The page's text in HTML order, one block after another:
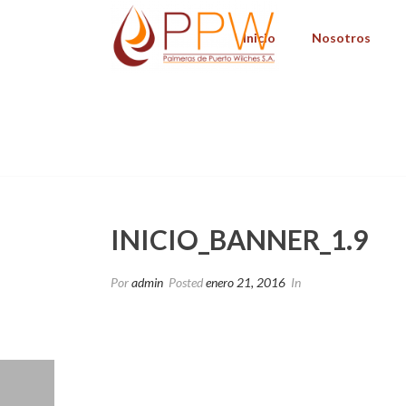
Inicio Nosotros
INICIO_BANNER_1.9
Poradmin Postedenero 21, 2016 In